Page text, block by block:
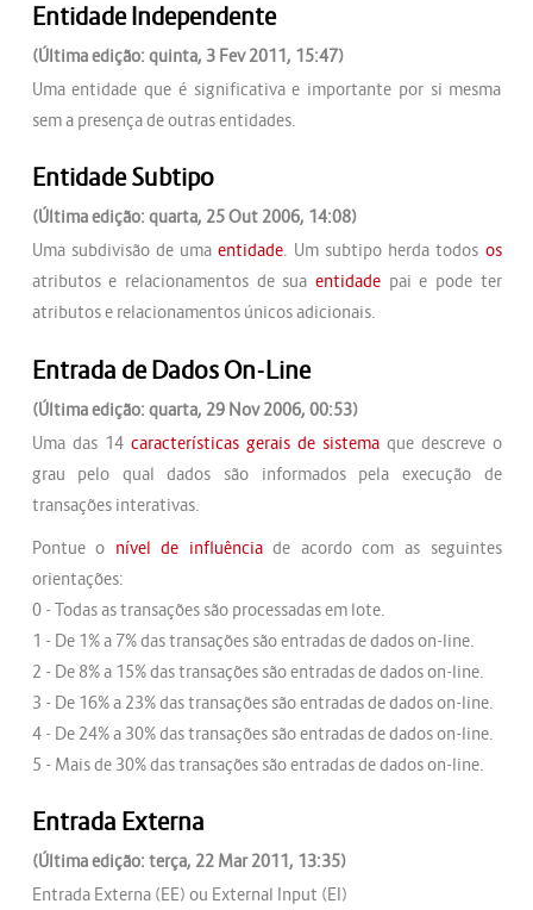
Entidade Independente
(Última edição: quinta, 3 Fev 2011, 15:47)
Uma entidade que é significativa e importante por si mesma
sem a presença de outras entidades.
Entidade Subtipo
(Última edição: quarta, 25 Out 2006, 14:08)
Uma subdivisão de uma entidade. Um subtipo herda todos os
atributos e relacionamentos de sua entidadepai e pode ter
atributos e relacionamentos únicos adicionais.
Entrada de Dados On-Line
(Última edição: quarta, 29 Nov 2006, 00:53)
Uma das 14 características gerais de sistemaque descreve o
grau pelo qual dados são informados pela execução de
transações interativas.
Pontue o nível de influênciade acordo com as seguintes
orientações:
0 - Todas as transações são processadas em lote.
1 - De 1% a 7% das transações são entradas de dados on-line.
2 - De 8% a 15% das transações são entradas de dados on-line.
3 - De 16% a 23% das transações são entradas de dados on-line.
4 - De 24% a 30% das transações são entradas de dados on-line.
5 - Mais de 30% das transações são entradas de dados on-line.
Entrada Externa
(Última edição: terça, 22 Mar 2011, 13:35)
Entrada Externa (EE) ou External Input (EI)